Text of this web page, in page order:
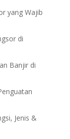
yang Wajib
di
Banjir di
Jenis &